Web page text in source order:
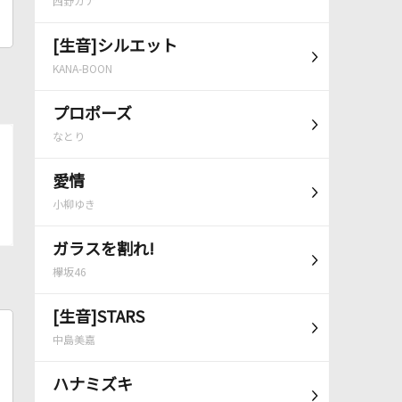
[生音]シルエット
KANA-BOON
プロポーズ
なとり
愛情
小柳ゆき
ガラスを割れ!
欅坂46
[生音]STARS
中島美嘉
ハナミズキ